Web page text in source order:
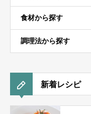
食材から探す
調理法から探す
新着レシピ